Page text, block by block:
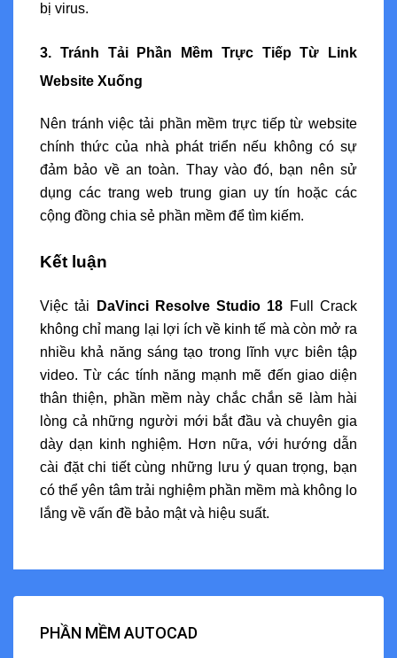
bị virus.
3. Tránh Tải Phần Mềm Trực Tiếp Từ Link
Website Xuống
Nên tránh việc tải phần mềm trực tiếp từ website
chính thức của nhà phát triển nếu không có sự
đảm bảo về an toàn. Thay vào đó, bạn nên sử
dụng các trang web trung gian uy tín hoặc các
cộng đồng chia sẻ phần mềm để tìm kiếm.
Kết luận
Việc tải DaVinci Resolve Studio 18 Full Crack
không chỉ mang lại lợi ích về kinh tế mà còn mở ra
nhiều khả năng sáng tạo trong lĩnh vực biên tập
video. Từ các tính năng mạnh mẽ đến giao diện
thân thiện, phần mềm này chắc chắn sẽ làm hài
lòng cả những người mới bắt đầu và chuyên gia
dày dạn kinh nghiệm. Hơn nữa, với hướng dẫn
cài đặt chi tiết cùng những lưu ý quan trọng, bạn
có thể yên tâm trải nghiệm phần mềm mà không lo
lắng về vấn đề bảo mật và hiệu suất.
PHẦN MỀM AUTOCAD